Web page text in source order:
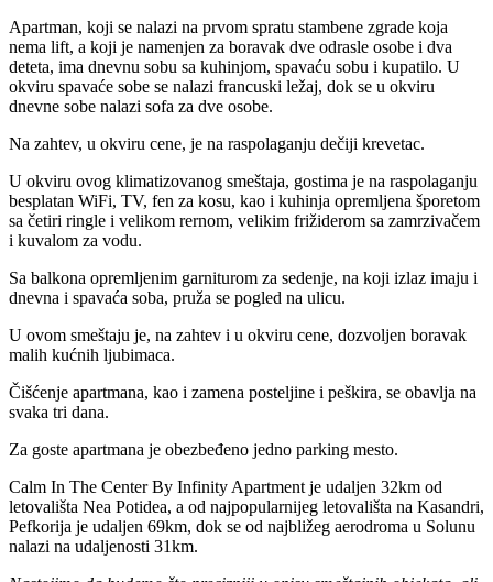
Apartman, koji se nalazi na prvom spratu stambene zgrade koja
nema lift, a koji je namenjen za boravak dve odrasle osobe i dva
deteta, ima dnevnu sobu sa kuhinjom, spavaću sobu i kupatilo. U
okviru spavaće sobe se nalazi francuski ležaj, dok se u okviru
dnevne sobe nalazi sofa za dve osobe.
Na zahtev, u okviru cene, je na raspolaganju dečiji krevetac.
U okviru ovog klimatizovanog smeštaja, gostima je na raspolaganju
besplatan WiFi, TV, fen za kosu, kao i kuhinja opremljena šporetom
sa četiri ringle i velikom rernom, velikim frižiderom sa zamrzivačem
i kuvalom za vodu.
Sa balkona opremljenim garniturom za sedenje, na koji izlaz imaju i
dnevna i spavaća soba, pruža se pogled na ulicu.
U ovom smeštaju je, na zahtev i u okviru cene, dozvoljen boravak
malih kućnih ljubimaca.
Čišćenje apartmana, kao i zamena posteljine i peškira, se obavlja na
svaka tri dana.
Za goste apartmana je obezbeđeno jedno parking mesto.
Calm In The Center By Infinity Apartment je udaljen 32km od
letovališta Nea Potidea, a od najpopularnijeg letovališta na Kasandri,
Pefkorija je udaljen 69km, dok se od najbližeg aerodroma u Solunu
nalazi na udaljenosti 31km.